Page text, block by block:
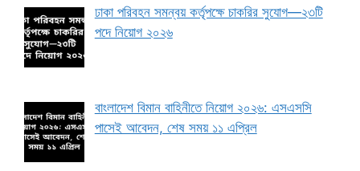
ঢাকা পরিবহন সমন্বয় কর্তৃপক্ষে চাকরির সুযোগ—২৩টি
পদে নিয়োগ ২০২৬
বাংলাদেশ বিমান বাহিনীতে নিয়োগ ২০২৬: এসএসসি
পাসেই আবেদন, শেষ সময় ১১ এপ্রিল